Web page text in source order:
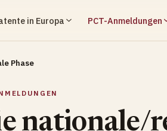
in Europa PCT-Anmeldungen
Phase
nationale/